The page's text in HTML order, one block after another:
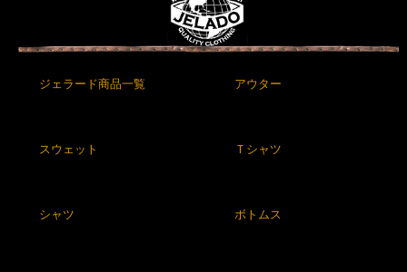
ジェラード商品一覧 アウター
スウェット Ｔシャツ
シャツ ボトムス